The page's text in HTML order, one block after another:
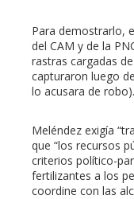
Para demostrarlo,
del CAM y de la
rastras cargadas
capturaron luego
lo acusara de robo).
Meléndez exigía
que “los recursos
criterios político-
fertilizantes a los
coordine con las